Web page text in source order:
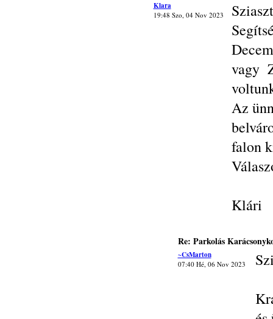
Klara
19:48 Szo, 04 Nov 2023
vagy
Az
falon
Klári
Re: Parkolás
~CsMarton
07:40 Hé, 06 Nov 2023